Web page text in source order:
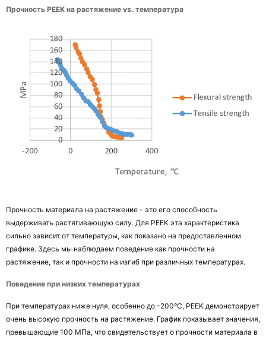
Прочность PEEK на растяжение vs. температура
Прочность материала на растяжение - это его способность
выдерживать растягивающую силу. Для PEEK эта характеристика
сильно зависит от температуры, как показано на предоставленном
графике. Здесь мы наблюдаем поведение как прочности на
растяжение, так и прочности на изгиб при различных температурах.
Поведение при низких температурах
При температурах ниже нуля, особенно до -200°C, PEEK демонстрирует
очень высокую прочность на растяжение. График показывает значения,
превышающие 100 МПа, что свидетельствует о прочности материала в